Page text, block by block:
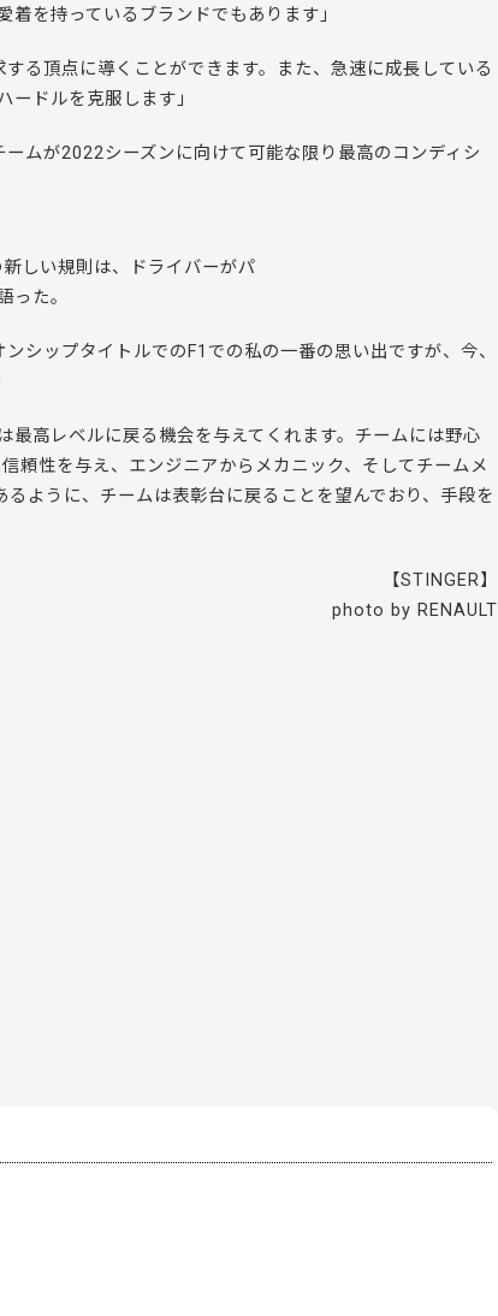
を持っているブランドでもあります」
る頂点に導くことができます。また、急速に成長している
ドルを克服します」
ムが2022シーズンに向けて可能な限り最高のコンディシ
しい規則は、ドライバーがパ
った。
シップタイトルでのF1での私の一番の思い出ですが、今、
最高レベルに戻る機会を与えてくれます。チームには野心
頼性を与え、エンジニアからメカニック、そしてチームメ
ように、チームは表彰台に戻ることを望んでおり、手段を
【STINGER】
photo by RENAULT